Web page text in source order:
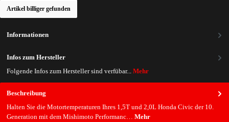
Artikel billiger gefunden
Beschreibung
Halten Sie die Motortemperaturen Ihres 1,5T und 2,0L Honda Civic der 10.
Generation mit dem Mishimoto Performanc… Mehr
Informationen
Infos zum Hersteller
Folgende Infos zum Hersteller sind verfübar... Mehr